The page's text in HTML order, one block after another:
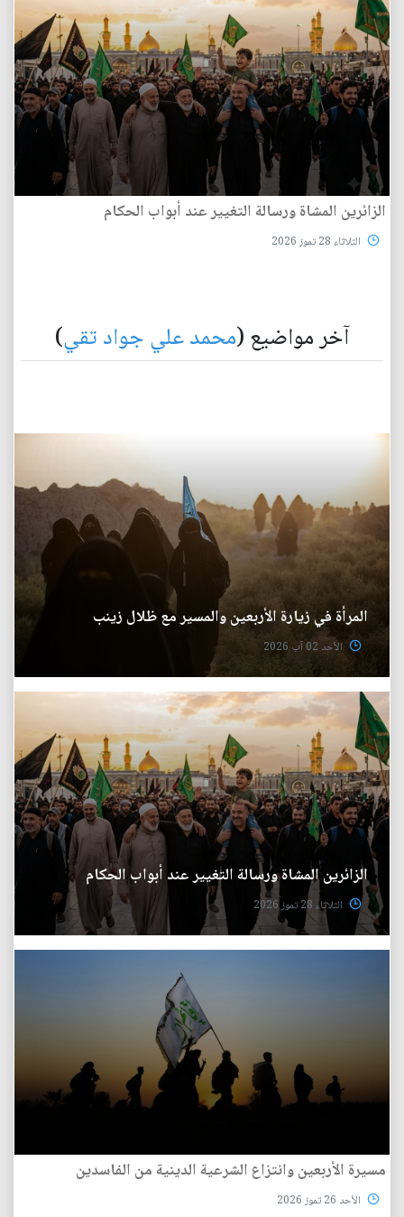
الزائرين المشاة ورسالة التغيير عند أبواب الحكام
الثلاثاء 28 تموز 2026
آخر مواضيع (محمد علي جواد تقي)
المرأة في زيارة الأربعين والمسير مع ظلال زينب
الأحد 02 آب 2026
الزائرين المشاة ورسالة التغيير عند أبواب الحكام
الثلاثاء 28 تموز 2026
مسيرة الأربعين وانتزاع الشرعية الدينية من الفاسدين
الأحد 26 تموز 2026